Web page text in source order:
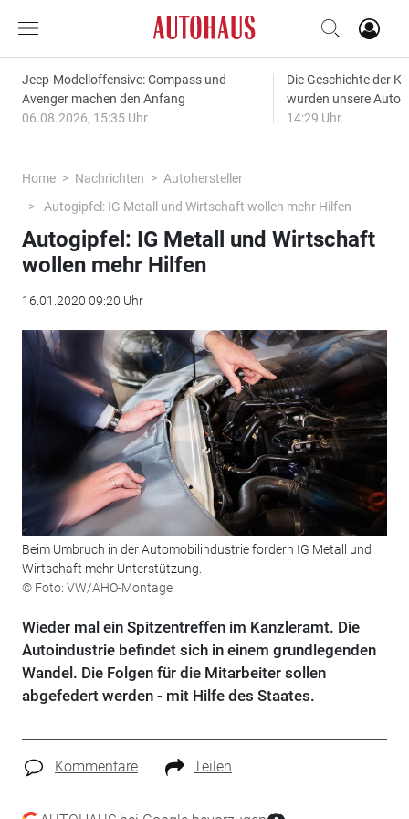
Jeep-Modelloffensive: Compass und
Avenger machen den Anfang
06.08.2026, 15:35 Uhr
Die Geschichte der
wurden unsere
14:29 Uhr
Home Nachrichten
Autohersteller
Autogipfel: IG Metall und Wirtschaft wollen mehr Hilfen
Autogipfel: IG Metall und Wirtschaft
wollen mehr Hilfen
16.01.2020 09:20 Uhr
Beim Umbruch in der Automobilindustrie fordern IG Metall und
Wirtschaft mehr Unterstützung.
© Foto: VW/AHO-Montage
Wieder mal ein Spitzentreffen im Kanzleramt. Die
Autoindustrie befindet sich in einem grundlegenden
Wandel. Die Folgen für die Mitarbeiter sollen
abgefedert werden - mit Hilfe des Staates.
Kommentare Teilen